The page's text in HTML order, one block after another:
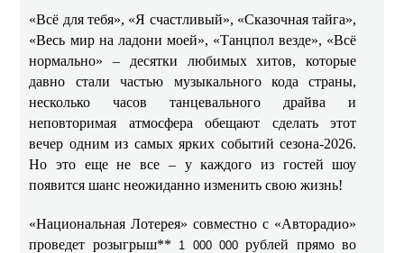
«Всё для тебя», «Я счастливый», «Сказочная тайга»,
«Весь мир на ладони моей», «Танцпол везде», «Всё
нормально» – десятки любимых хитов, которые
давно стали частью музыкального кода страны,
несколько часов танцевального драйва и
неповторимая атмосфера обещают сделать этот
вечер одним из самых ярких событий сезона‑2026.
Но это еще не все – у каждого из гостей шоу
появится шанс неожиданно изменить свою жизнь!
«Национальная Лотерея» совместно с «Авторадио»
проведет розыгрыш**
1 000 000 рублей прямо во